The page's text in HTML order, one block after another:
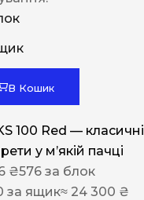
В Кошик
100 Red — класичні
у м’якій пачці
₴576 за блок
за ящик≈ 24 300 ₴